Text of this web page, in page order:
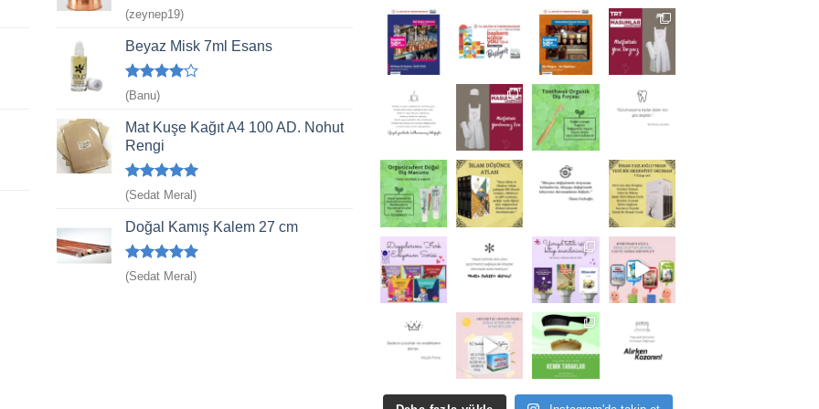
5 üzerinden
5
oy aldı
(zeynep19)
Beyaz Misk 7ml Esans
5
üzerinden
4oy aldı
(Banu)
Mat Kuşe Kağıt A4 100 AD. Nohut
Rengi
5 üzerinden
5
(Sedat Meral)
Doğal Kamış Kalem 27 cm
5 üzerinden
5
(Sedat Meral)